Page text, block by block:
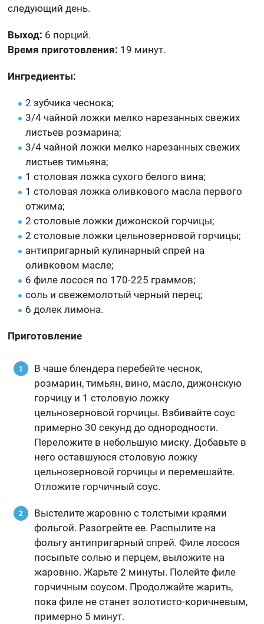
следующий день.
Выход: 6 порций.
Время приготовления: 19 минут.
Ингредиенты:
2 зубчика чеснока;
3/4 чайной ложки мелко нарезанных свежих
листьев розмарина;
3/4 чайной ложки мелко нарезанных свежих
листьев тимьяна;
1 столовая ложка сухого белого вина;
1 столовая ложка оливкового масла первого
отжима;
2 столовые ложки дижонской горчицы;
2 столовые ложки цельнозерновой горчицы;
антипригарный кулинарный спрей на
оливковом масле;
6 филе лосося по 170-225 граммов;
соль и свежемолотый черный перец;
6 долек лимона.
Приготовление
В чаше блендера перебейте чеснок,
розмарин, тимьян, вино, масло, дижонскую
горчицу и 1 столовую ложку
цельнозерновой горчицы. Взбивайте соус
примерно 30 секунд до однородности.
Переложите в небольшую миску. Добавьте в
него оставшуюся столовую ложку
цельнозерновой горчицы и перемешайте.
Отложите горчичный соус.
Выстелите жаровню с толстыми краями
фольгой. Разогрейте ее. Распылите на
фольгу антипригарный спрей. Филе лосося
посыпьте солью и перцем, выложите на
жаровню. Жарьте 2 минуты. Полейте филе
горчичным соусом. Продолжайте жарить,
пока филе не станет золотисто-коричневым,
примерно 5 минут.